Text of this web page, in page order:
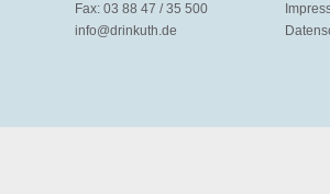
Fax: 03 88 47 / 35 500
info@drinkuth.de